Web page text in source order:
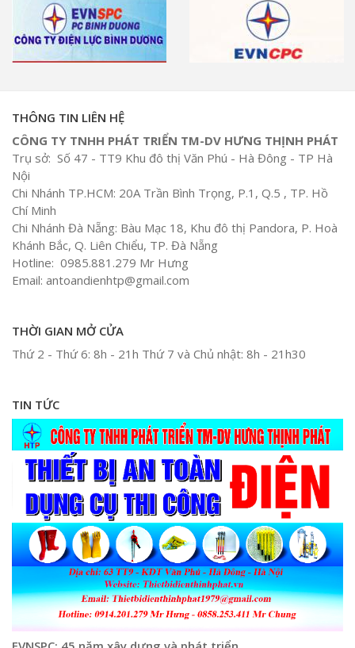
THÔNG TIN LIÊN HỆ
CÔNG TY TNHH PHÁT TRIỂN TM-DV HƯNG THỊNH PHÁT
Trụ sở: Số 47 - TT9 Khu đô thị Văn Phú - Hà Đông - TP Hà
Nội
Chi Nhánh TP.HCM: 20A Trần Bình Trọng, P.1, Q.5 , TP. Hồ
Chí Minh
Chi Nhánh Đà Nẵng: Bàu Mạc 18, Khu đô thị Pandora, P. Hoà
Khánh Bắc, Q. Liên Chiểu, TP. Đà Nẵng
Hotline: 0985.881.279 Mr Hưng
Email: antoandienhtp@gmail.com
THỜI GIAN MỞ CỬA
Thứ 2 - Thứ 6: 8h - 21h Thứ 7 và Chủ nhật: 8h - 21h30
TIN TỨC